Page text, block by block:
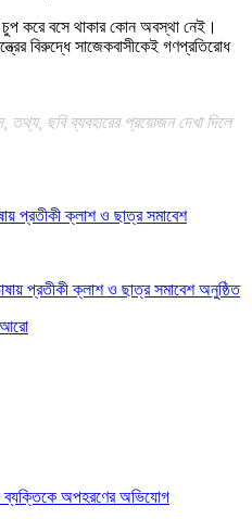
করে বসে থাকার কোন অবস্থা নেই।
বিরুদ্ধে সাজেকবাসীকেই গণপ্রতিরোধ
তথ্য, ছবি ব্যবহারের প্রয়োজন দেখা দিলে
প্রতীকী ক্লাশ ও ছাত্র সমাবেশ
প্রতীকী ক্লাশ ও ছাত্র সমাবেশ অনুষ্ঠিত
আরো
অপহরণের অভিযোগ